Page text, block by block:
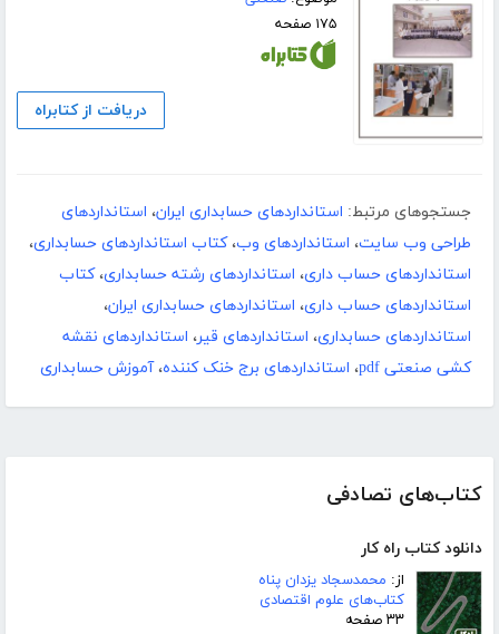
کتاب‌های تصادفی
دانلود کتاب راه کار
از: محمدسجاد یزدان پناه
کتاب‌های علوم اقتصادی
۳۳ صفحه
۱۷۵ صفحه
دریافت از کتابراه
جستجوهای مرتبط: استانداردهای حسابداری ایران، استانداردهای
طراحی وب سایت، استانداردهای وب،کتاب استانداردهای حسابداری،
استانداردهای حساب داری، استانداردهای رشته حسابداری،کتاب
استانداردهای حساب داری، استانداردهای حسابداری ایران،
استانداردهای حسابداری، استانداردهای قیر، استانداردهای نقشه
کشی صنعتی pdf
، استانداردهای برج خنک کننده،آموزش حسابداری